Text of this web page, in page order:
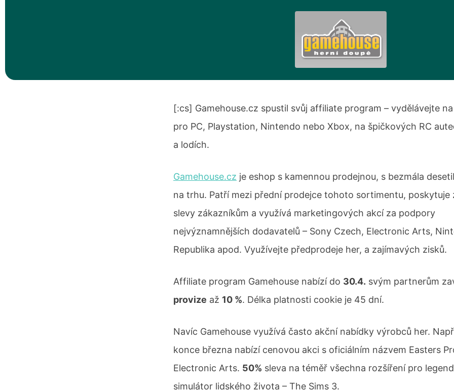
[:cs] Gamehouse.cz spustil svůj affiliate program – vydělávejte
pro PC, Playstation, Nintendo nebo Xbox, na špičkových RC
a lodích.
Gamehouse.cz je eshop s kamennou prodejnou, s bezmála
na trhu. Patří mezi přední prodejce tohoto sortimentu, poskytuje
slevy zákazníkům a využívá marketingových akcí za podpory
nejvýznamnějších dodavatelů – Sony Czech, Electronic Arts,
Republika apod. Využívejte předprodeje her, a zajímavých zisků.
Affiliate program Gamehouse nabízí do 30.4. svým partnerům
provize až 10 %. Délka platnosti cookie je 45 dní.
Navíc Gamehouse využívá často akční nabídky výrobců her.
konce března nabízí cenovou akci s oficiálním názvem Easters
Electronic Arts. 50% sleva na téměř všechna rozšíření pro
simulátor lidského života – The Sims 3.